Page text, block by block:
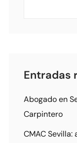
Entradas
Abogado en
Carpintero
CMAC